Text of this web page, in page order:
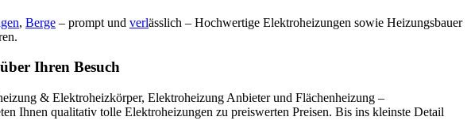
, Berge – prompt und verlässlich – Hochwertige Elektroheizungen sowie Heizungsbauer
Ihren Besuch
& Elektroheizkörper, Elektroheizung Anbieter und Flächenheizung –
Ihnen qualitativ tolle Elektroheizungen zu preiswerten Preisen. Bis ins kleinste Detail